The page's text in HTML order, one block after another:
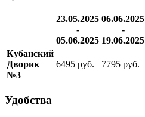
23.05.2025
-
05.06.2025
06.06.2025
-
19.06.2025
Кубанский
Дворик
№3
6495 руб. 7795 руб.
Удобства